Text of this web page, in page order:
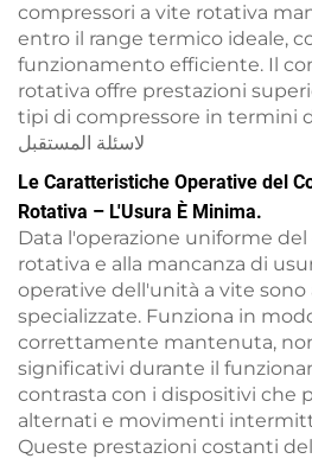
compressori a vite rotativa
entro il range termico ideale,
funzionamento efficiente. Il
rotativa offre prestazioni
tipi di compressore in termini
لاسئلة المستقبل
Le Caratteristiche Operative del
Rotativa – L'Usura È Minima.
Data l'operazione uniforme
rotativa e alla mancanza di
operative dell'unità a vite
specializzate. Funziona in
correttamente mantenuta,
significativi durante il
contrasta con i dispositivi che
alternati e movimenti
Queste prestazioni costanti